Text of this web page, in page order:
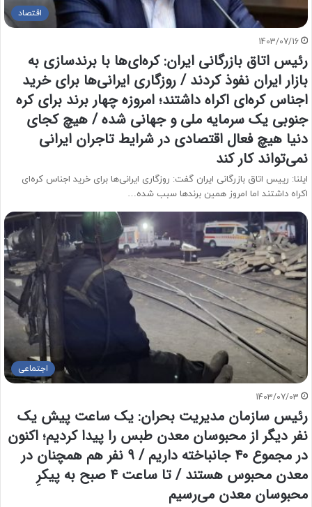
اقتصاد
1403/07/16
رئیس اتاق بازرگانی ایران: کره‌ای‌ها با برندسازی به
بازار ایران نفوذ کردند / روزگاری ایرانی‌ها برای خرید
اجناس کره‌ای اکراه داشتند؛ امروزه چهار برند برای کره
جنوبی یک سرمایه ملی و جهانی شده / هیچ کجای
دنیا هیچ فعال اقتصادی در شرایط تاجران ایرانی
نمی‌تواند کار کند
ایلنا: رییس اتاق بازرگانی ایران گفت: روزگاری ایرانی‌ها برای خرید اجناس کره‌ای
اکراه داشتند اما امروز همین برندها سبب شده…
اجتماعی
1403/07/03
رئیس سازمان مدیریت بحران: یک ساعت پیش یک
نفر دیگر از محبوسان معدن طبس را پیدا کردیم؛ اکنون
در مجموع ۴۰ جانباخته داریم / ۹ نفر هم همچنان در
معدن محبوس هستند / تا ساعت ۴ صبح به پیکرِ
محبوسان معدن می‌رسیم